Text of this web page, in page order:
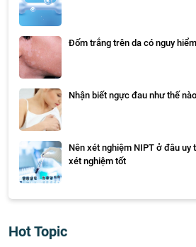
Đốm trắng trên da có nguy
Nhận biết ngực đau như thế
Nên xét nghiệm NIPT ở đâu uy
xét nghiệm tốt
Hot Topic